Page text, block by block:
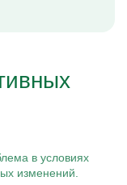
в условиях
изменений.